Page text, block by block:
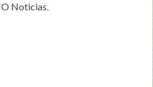
Noticias.